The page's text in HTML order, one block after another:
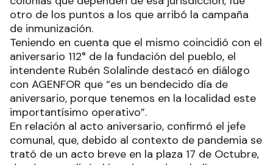
otro de los puntos a los que arribó la campaña
de inmunización.
Teniendo en cuenta que el mismo coincidió con el
aniversario 112° de la fundación del pueblo, el
intendente Rubén Solalinde destacó en diálogo
con AGENFOR que “es un bendecido día de
aniversario, porque tenemos en la localidad este
importantísimo operativo”.
En relación al acto aniversario, confirmó el jefe
comunal, que, debido al contexto de pandemia se
trató de un acto breve en la plaza 17 de Octubre,